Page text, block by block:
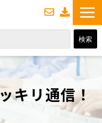
介
ション
す
キリ通信！